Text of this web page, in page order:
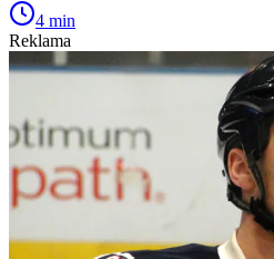
4 min
Reklama